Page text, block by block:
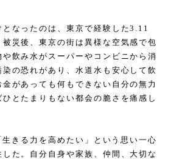
なったのは、東京で経験した3.11
災後、東京の街は異様な空気感で包
飲み水がスーパーやコンビニから消
の恐れがあり、水道水も安心して飲
があっても何もできない自分の無力
とたまりもない都会の脆さを痛感し
きる力を高めたい」という思い一心
た。自分自身や家族、仲間、大切な